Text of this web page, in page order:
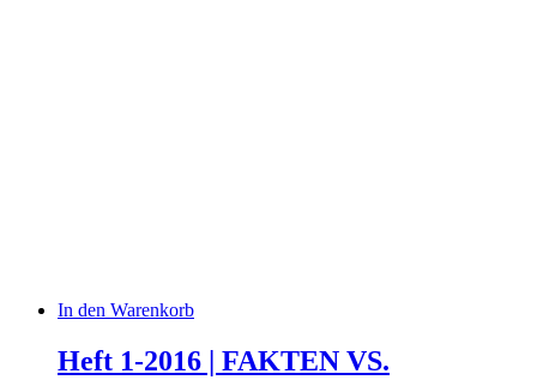
In den Warenkorb
Heft 1-2016 | FAKTEN VS.